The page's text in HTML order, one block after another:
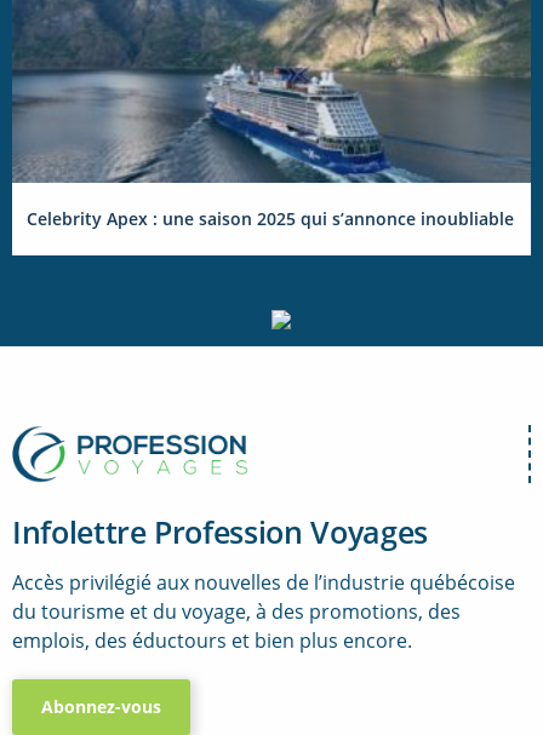
Celebrity Apex : une saison 2025 qui s’annonce inoubliable
Infolettre Profession Voyages
Accès privilégié aux nouvelles de l’industrie québécoise
du tourisme et du voyage, à des promotions, des
emplois, des éductours et bien plus encore.
Abonnez-vous